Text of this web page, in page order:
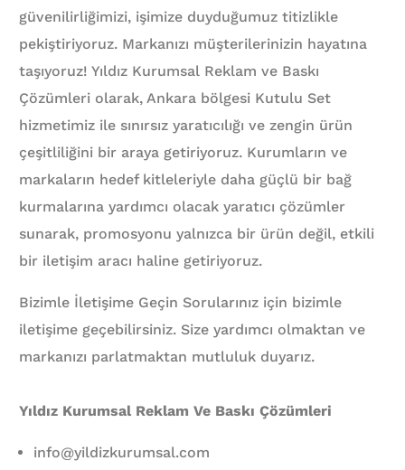
güvenilirliğimizi, işimize duyduğumuz titizlikle
pekiştiriyoruz. Markanızı müşterilerinizin hayatına
taşıyoruz! Yıldız Kurumsal Reklam ve Baskı
Çözümleri olarak, Ankara bölgesi Kutulu Set
hizmetimiz ile sınırsız yaratıcılığı ve zengin ürün
çeşitliliğini bir araya getiriyoruz. Kurumların ve
markaların hedef kitleleriyle daha güçlü bir bağ
kurmalarına yardımcı olacak yaratıcı çözümler
sunarak, promosyonu yalnızca bir ürün değil, etkili
bir iletişim aracı haline getiriyoruz.
Bizimle İletişime Geçin Sorularınız için bizimle
iletişime geçebilirsiniz. Size yardımcı olmaktan ve
markanızı parlatmaktan mutluluk duyarız.
Yıldız Kurumsal Reklam Ve Baskı Çözümleri
info@yildizkurumsal.com